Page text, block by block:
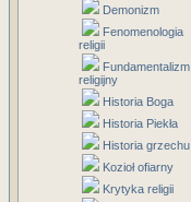
Demonizm
Fenomenologia
religii
Fundamentalizm
religijny
Historia Boga
Historia Piekła
Historia grzechu
Kozioł ofiarny
Krytyka religii